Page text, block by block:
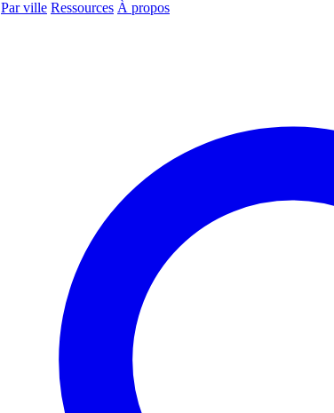
Par ville Ressources À propos